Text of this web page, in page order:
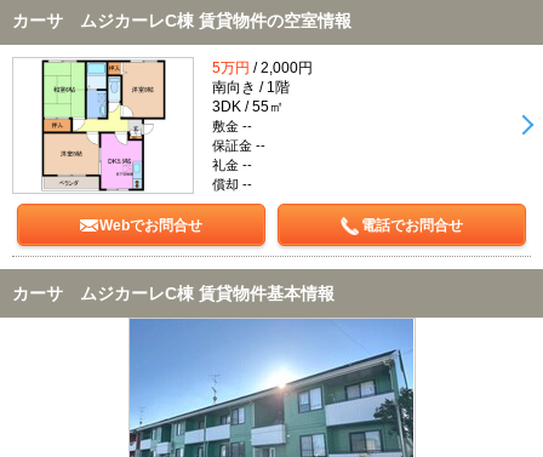
カーサ ムジカーレC棟 賃貸物件の空室情報
5万円 / 2,000円
南向き / 1階
3DK / 55㎡
敷金 --
保証金 --
礼金 --
償却 --
Webでお問合せ 電話でお問合せ
カーサ ムジカーレC棟 賃貸物件基本情報